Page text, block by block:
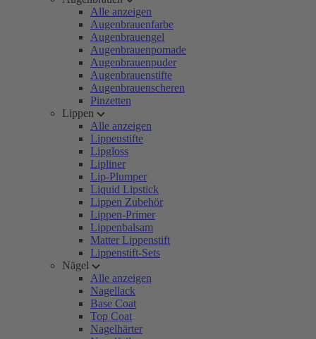
Alle anzeigen
Augenbrauenfarbe
Augenbrauengel
Augenbrauenpomade
Augenbrauenpuder
Augenbrauenstifte
Augenbrauenscheren
Pinzetten
Lippen
Alle anzeigen
Lippenstifte
Lipgloss
Lipliner
Lip-Plumper
Liquid Lipstick
Lippen Zubehör
Lippen-Primer
Lippenbalsam
Matter Lippenstift
Lippenstift-Sets
Nägel
Alle anzeigen
Nagellack
Base Coat
Top Coat
Nagelhärter